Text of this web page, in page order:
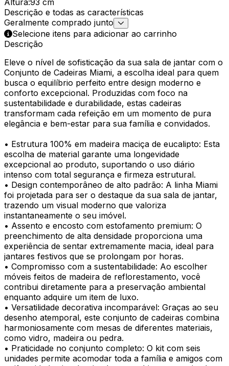
Descrição e todas as características
Geralmente comprado junto
Selecione itens para adicionar ao carrinho
Descrição
Eleve o nível de sofisticação da sua sala de jantar com o
Conjunto de Cadeiras Miami, a escolha ideal para quem
busca o equilíbrio perfeito entre design moderno e
conforto excepcional. Produzidas com foco na
sustentabilidade e durabilidade, estas cadeiras
transformam cada refeição em um momento de pura
elegância e bem-estar para sua família e convidados.
• Estrutura 100% em madeira maciça de eucalipto: Esta
escolha de material garante uma longevidade
excepcional ao produto, suportando o uso diário
intenso com total segurança e firmeza estrutural.
• Design contemporâneo de alto padrão: A linha Miami
foi projetada para ser o destaque da sua sala de jantar,
trazendo um visual moderno que valoriza
instantaneamente o seu imóvel.
• Assento e encosto com estofamento premium: O
preenchimento de alta densidade proporciona uma
experiência de sentar extremamente macia, ideal para
jantares festivos que se prolongam por horas.
• Compromisso com a sustentabilidade: Ao escolher
móveis feitos de madeira de reflorestamento, você
contribui diretamente para a preservação ambiental
enquanto adquire um item de luxo.
• Versatilidade decorativa incomparável: Graças ao seu
desenho atemporal, este conjunto de cadeiras combina
harmoniosamente com mesas de diferentes materiais,
como vidro, madeira ou pedra.
• Praticidade no conjunto completo: O kit com seis
unidades permite acomodar toda a família e amigos com